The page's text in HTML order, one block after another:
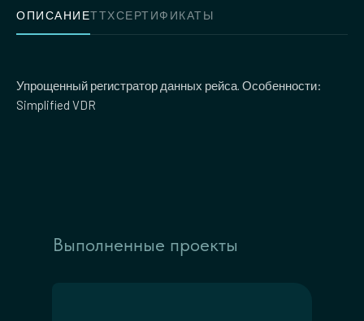
ОПИСАНИЕТТХСЕРТИФИКАТЫ
Упрощенный регистратор данных рейса. Особенности:
Simplified VDR
Выполненные проекты